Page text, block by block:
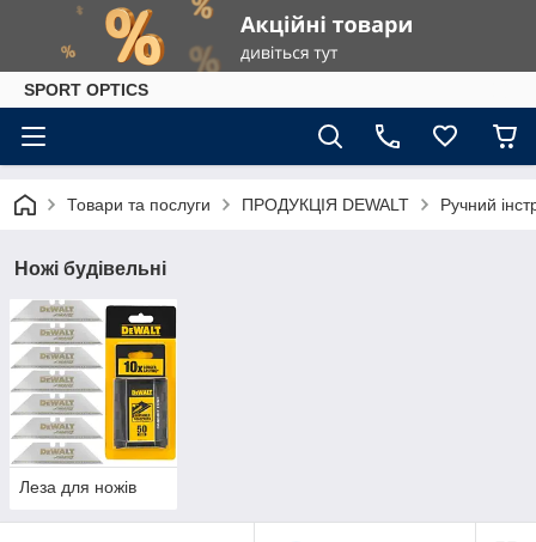
SPORT OPTICS
Товари та послуги ПРОДУКЦІЯ DEWALT Ручний
Ножі будівельні
Леза для ножів